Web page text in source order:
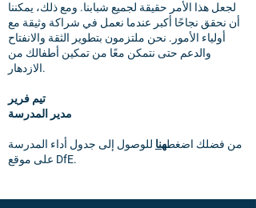
لجعل هذا الأمر حقيقة لجميع شبابنا. ومع ذلك، يمكننا
أن نحقق نجاحًا أكبر عندما نعمل في شراكة وثيقة مع
أولياء الأمور. نحن ملتزمون بتطوير الثقة والانفتاح
والدعم حتى نتمكن معًا من تمكين أطفالك من
الازدهار.
تيم فرير
مدير المدرسة
من فضلك اضغطهنا للوصول إلى جدول أداء المدرسة
على موقع DfE.